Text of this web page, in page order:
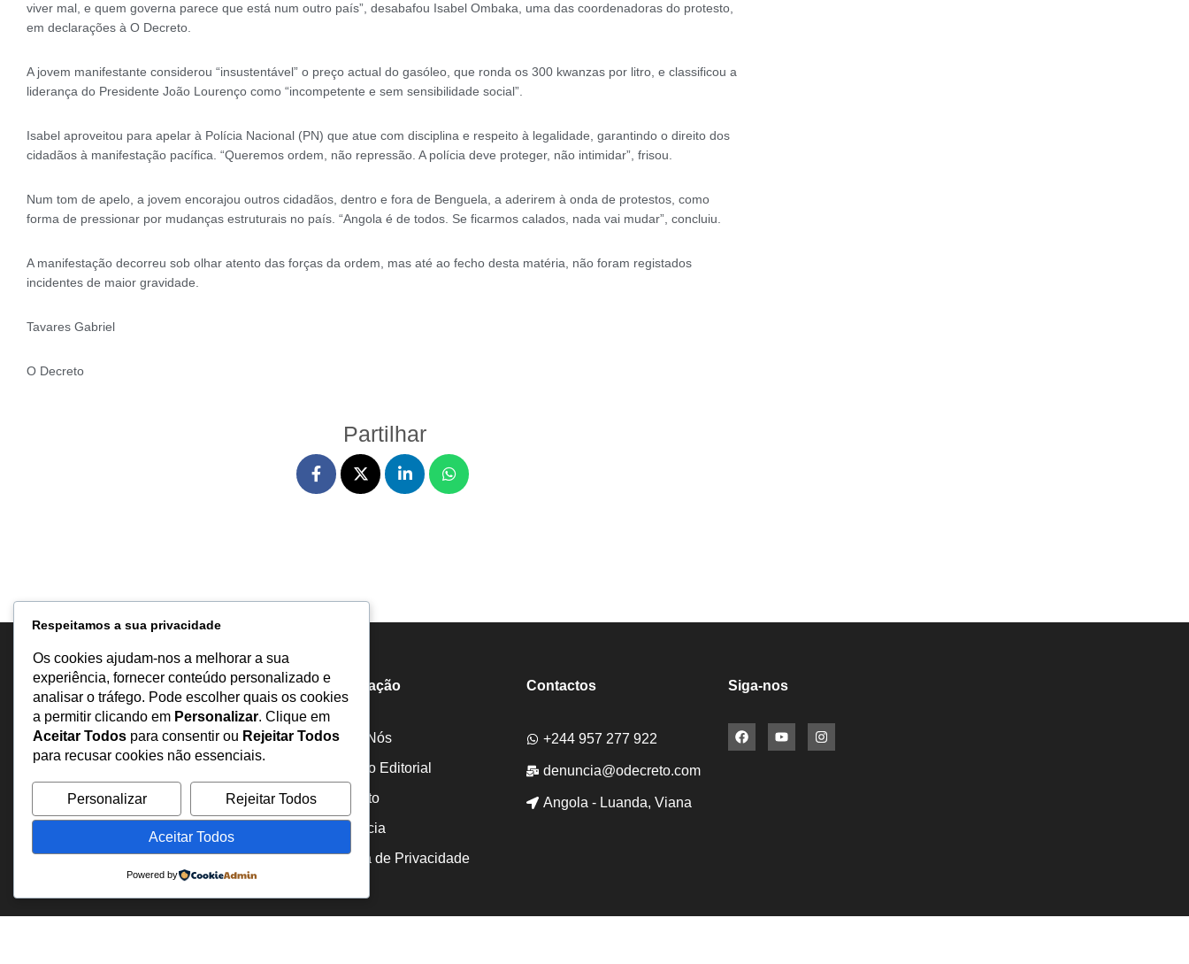
viver mal, e quem governa parece que está num outro país”, desabafou Isabel Ombaka, uma das coordenadoras do protesto,
em declarações à O Decreto.
A jovem manifestante considerou “insustentável” o preço actual do gasóleo, que ronda os 300 kwanzas por litro, e classificou a
liderança do Presidente João Lourenço como “incompetente e sem sensibilidade social”.
Isabel aproveitou para apelar à Polícia Nacional (PN) que atue com disciplina e respeito à legalidade, garantindo o direito dos
cidadãos à manifestação pacífica. “Queremos ordem, não repressão. A polícia deve proteger, não intimidar”, frisou.
Num tom de apelo, a jovem encorajou outros cidadãos, dentro e fora de Benguela, a aderirem à onda de protestos, como
forma de pressionar por mudanças estruturais no país. “Angola é de todos. Se ficarmos calados, nada vai mudar”, concluiu.
A manifestação decorreu sob olhar atento das forças da ordem, mas até ao fecho desta matéria, não foram registados
incidentes de maior gravidade.
Tavares Gabriel
O Decreto
Partilhar
Portal de notícias comprometido com a
abordagem responsável e ética dos temas
mais relevantes da atualidade, incluindo
Informação
Sobre Nós
Estatuto Editorial
Inquérito
Denuncia
Política de Privacidade
Contactos
+244 957 277 922
denuncia@odecreto.com
Angola - Luanda, Viana
Siga-nos
Respeitamos a sua privacidade
Os cookies ajudam-nos a melhorar a sua
experiência, fornecer conteúdo personalizado e
analisar o tráfego. Pode escolher quais os cookies
a permitir clicando em Personalizar. Clique em
Aceitar Todos para consentir ou Rejeitar Todos
para recusar cookies não essenciais.
Personalizar Rejeitar Todos
Aceitar Todos
Powered by